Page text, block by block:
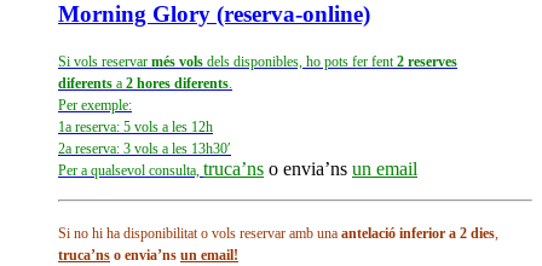
Morning Glory (reserva-online)
Si vols reservar més vols dels disponibles, ho pots fer fent2 reserves
diferents a 2 hores diferents.
Per exemple:
1a reserva: 5 vols a les 12h
2a reserva: 3 vols a les 13h30′
Per a qualsevol consulta, truca’ns o envia’ns un email
Si no hi ha disponibilitat o vols reservar amb una antelació inferior a 2 dies,
truca’ns o envia’ns un email!